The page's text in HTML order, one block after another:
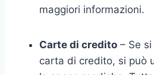
maggiori informazioni.
Carte di credito – Se
carta di credito, si può